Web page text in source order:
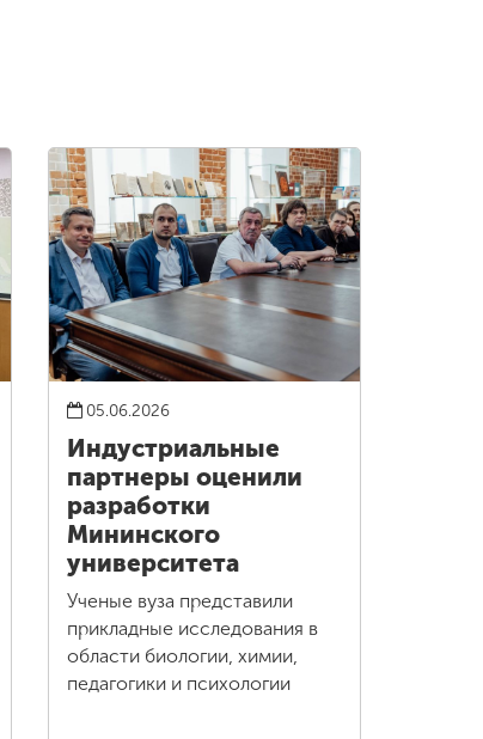
05.06.2026
Индустриальные
партнеры оценили
разработки
Мининского
университета
Ученые вуза представили
прикладные исследования в
области биологии, химии,
педагогики и психологии